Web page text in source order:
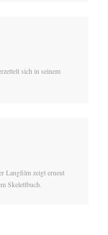
sich in seinem
Langfilm zeigt erneut
Skelettbuch.